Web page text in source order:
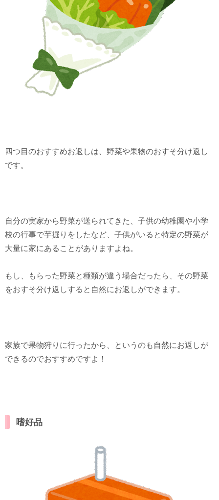
四つ目のおすすめお返しは、野菜や果物のおすそ分け返し
です。
自分の実家から野菜が送られてきた、子供の幼稚園や小学
校の行事で芋掘りをしたなど、子供がいると特定の野菜が
大量に家にあることがありますよね。
もし、もらった野菜と種類が違う場合だったら、その野菜
をおすそ分け返しすると自然にお返しができます。
家族で果物狩りに行ったから、というのも自然にお返しが
できるのでおすすめですよ！
嗜好品